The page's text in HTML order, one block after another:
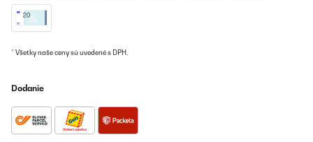
* Všetky naše ceny sú uvedené s DPH.
Dodanie